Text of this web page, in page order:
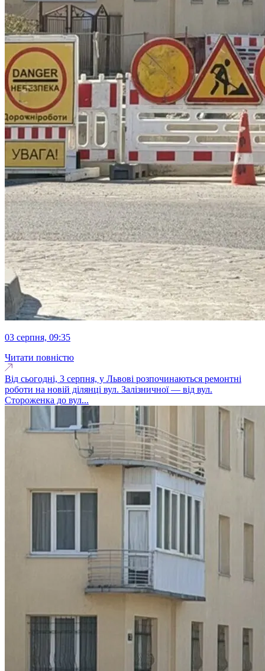
03 серпня, 09:35
Читати повністю
Від сьогодні, 3 серпня, у Львові розпочинаються ремонтні
роботи на новій ділянці вул. Залізничної — від вул.
Стороженка до вул...